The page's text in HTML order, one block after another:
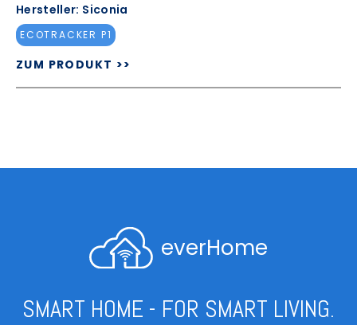
Hersteller: Siconia
ECOTRACKER P1
ZUM PRODUKT >>
everHome
SMART HOME - FOR SMART LIVING.